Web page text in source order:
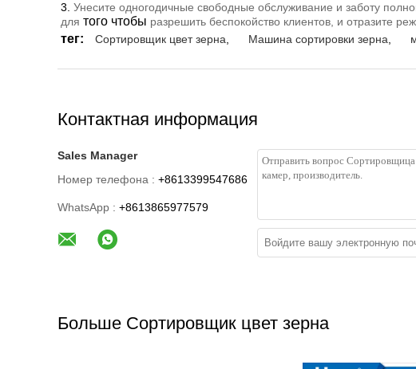
3. Унесите одногодичные свободные обслуживание и заботу
для того чтобы разрешить беспокойство клиентов, и отразите
тег: Сортировщик цвет зерна Машина сортировки зерна
Контактная информация
Sales Manager
Номер телефона : +8613399547686
WhatsApp : +8613865977579
Больше Сортировщик цвет зерна